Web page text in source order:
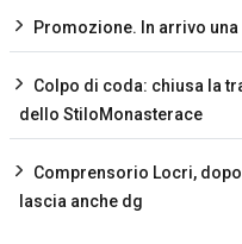
Promozione. In arrivo una
Colpo di coda: chiusa la
dello StiloMonasterace
Comprensorio Locri,
lascia anche dg